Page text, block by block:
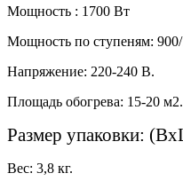
Мощность : 1700 Вт
Мощность по ступеням:
Напряжение: 220-240 В.
Площадь обогрева: 15-20 м2.
Размер упаковки:
Вес: 3,8 кг.